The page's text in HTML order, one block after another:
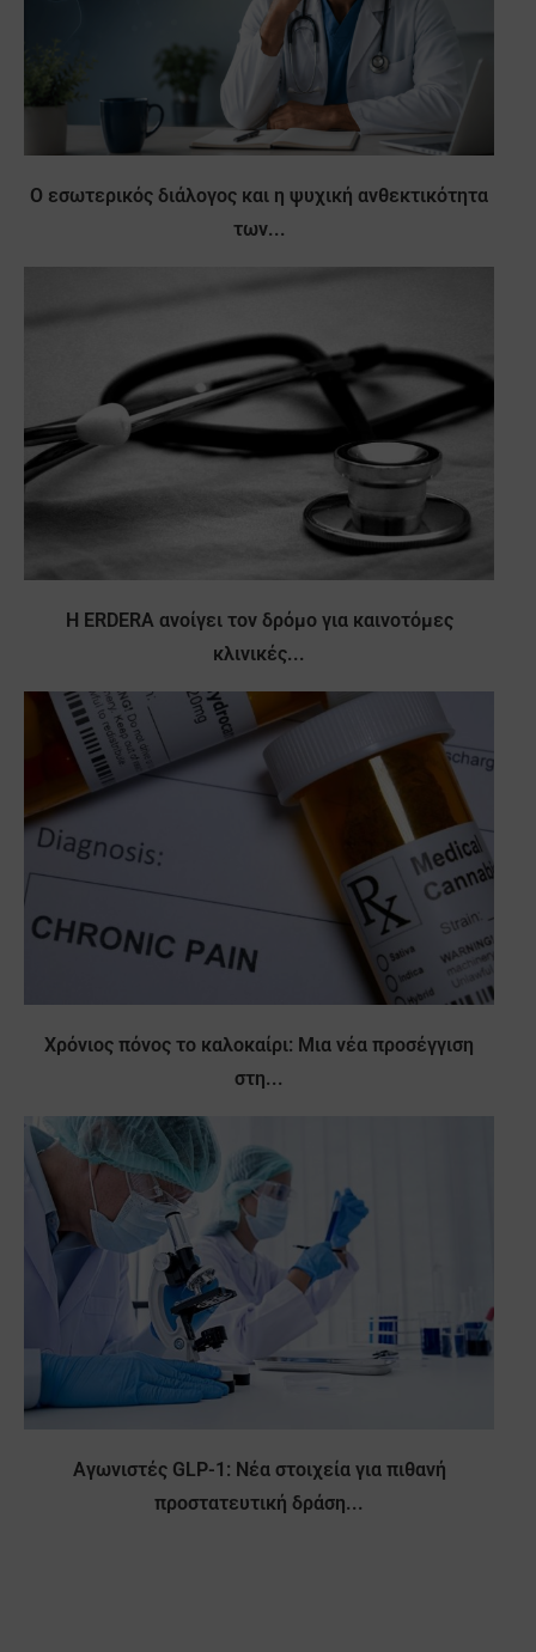
Ο εσωτερικός διάλογος και η ψυχική ανθεκτικότητα
των...
Η ERDERA ανοίγει τον δρόμο για καινοτόμες
κλινικές...
Χρόνιος πόνος το καλοκαίρι: Μια νέα προσέγγιση
στη...
Αγωνιστές GLP-1: Νέα στοιχεία για πιθανή
προστατευτική δράση...